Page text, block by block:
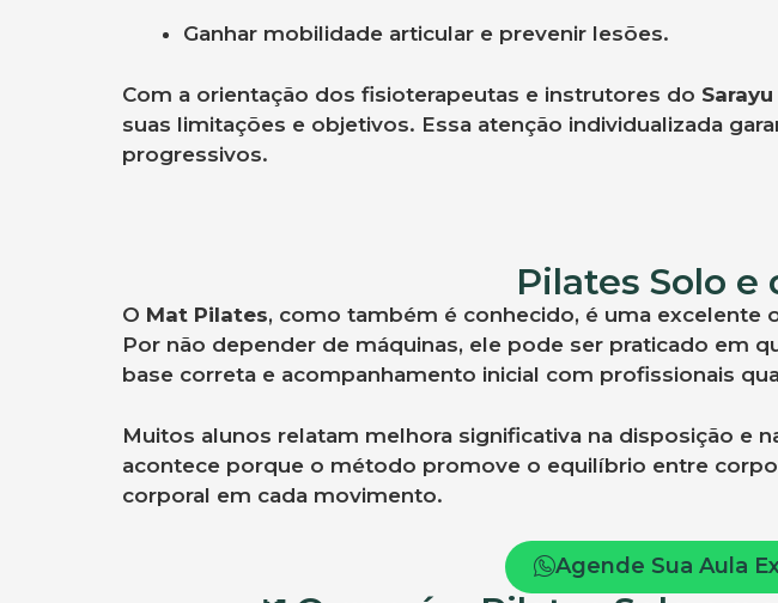
Ganhar mobilidade articular e prevenir lesões.
Com a orientação dos fisioterapeutas e instrutores do
suas limitações e objetivos. Essa atenção individualizada
progressivos.
Pilates Solo
O Mat Pilates, como também é conhecido, é uma excelente
Por não depender de máquinas, ele pode ser praticado em
base correta e acompanhamento inicial com profissionais
Muitos alunos relatam melhora significativa na disposição e
acontece porque o método promove o equilíbrio entre
corporal em cada movimento.
Agende Sua Aula